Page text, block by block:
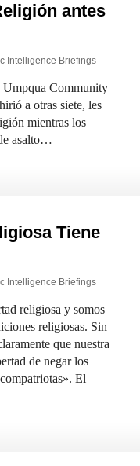
antes
Intelligence Briefings
Umpqua Community
a otras siete, les
mientras los
asalto…
Tiene
Intelligence Briefings
religiosa y somos
religiosas. Sin
que nuestra
de negar los
El